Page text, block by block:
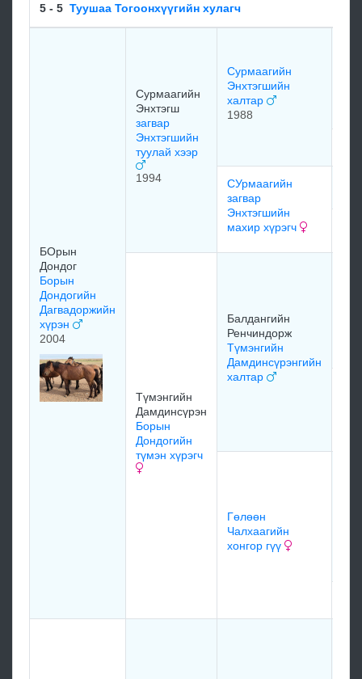
5 - 5 Туушаа Тогоонхүүгийн хулагч
БОрын
Дондог
Борын
Дондогийн
Дагвадоржийн
хүрэн
2004
Сурмаагийн
Энхтэгш
загвар
Энхтэгшийн
туулай хээр
1994
Сурмаагийн
Энхтэгшийн
халтар
1988
СУрмаагийн
загвар
Энхтэгшийн
махир хүрэгч
Түмэнгийн
Дамдинсүрэн
Борын
Дондогийн
түмэн хүрэгч
Балдангийн
Ренчиндорж
Түмэнгийн
Дамдинсүрэнгийн
халтар
Гөлөөн
Чалхаагийн
хонгор гүү